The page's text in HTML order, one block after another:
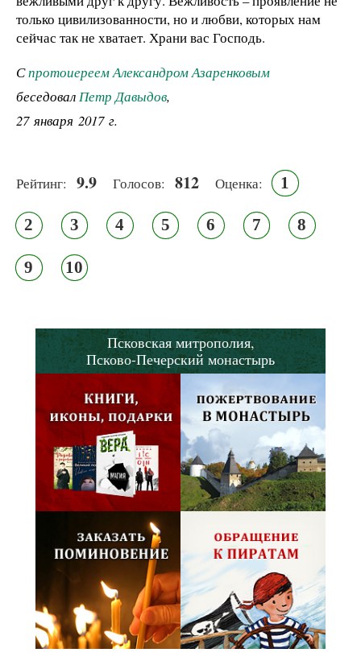
только цивилизованности, но и любви, которых нам
сейчас так не хватает. Храни вас Господь.
Спротоиереем Александром Азаренковым
беседовалПетр Давыдов,
27 января 2017 г.
Рейтинг: 9.9 Голосов: 812 Оценка: 1
2 3 4 5 6 7 8
9 10
Псковская митрополия,
Псково-Печерский монастырь